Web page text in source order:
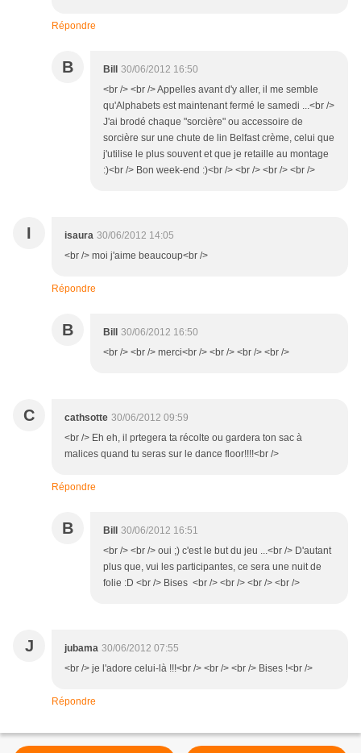
Répondre
B Bill
30/06/2012 16:50
<br /> <br /> Appelles avant d'y aller, il me semble
qu'Alphabets est maintenant fermé le samedi ...<br />
J'ai brodé chaque "sorcière" ou accessoire de
sorcière sur une chute de lin Belfast crème, celui que
j'utilise le plus souvent et que je retaille au montage
:)<br /> Bon week-end :)<br /> <br /> <br /> <br />
I isaura 30/06/2012 14:05
<br /> moi j'aime beaucoup<br />
Répondre
B Bill
30/06/2012 16:50
<br /> <br /> merci<br /> <br /> <br /> <br />
C cathsotte 30/06/2012 09:59
<br /> Eh eh, il prtegera ta récolte ou gardera ton sac à
malices quand tu seras sur le dance floor!!!!<br />
Répondre
B Bill
30/06/2012 16:51
<br /> <br /> oui ;) c'est le but du jeu ...<br /> D'autant
plus que, vui les participantes, ce sera une nuit de
folie :D <br /> Bises <br /> <br /> <br /> <br />
J jubama 30/06/2012 07:55
<br /> je l'adore celui-là !!!<br /> <br /> <br /> Bises !<br />
Répondre